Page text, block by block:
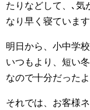
たりなどして、､気
なり早く寝ていま
明日から、小中学
いつもより、短い
なので十分だった
それでは、お客様